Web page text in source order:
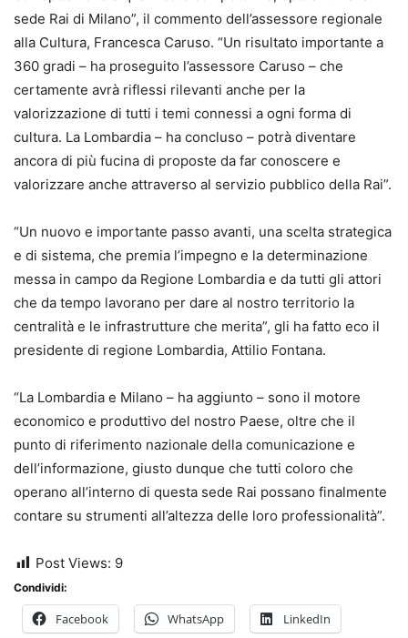
sede Rai di Milano”, il commento dell’assessore regionale
alla Cultura, Francesca Caruso. “Un risultato importante a
360 gradi – ha proseguito l’assessore Caruso – che
certamente avrà riflessi rilevanti anche per la
valorizzazione di tutti i temi connessi a ogni forma di
cultura. La Lombardia – ha concluso – potrà diventare
ancora di più fucina di proposte da far conoscere e
valorizzare anche attraverso al servizio pubblico della Rai”.
“Un nuovo e importante passo avanti, una scelta strategica
e di sistema, che premia l’impegno e la determinazione
messa in campo da Regione Lombardia e da tutti gli attori
che da tempo lavorano per dare al nostro territorio la
centralità e le infrastrutture che merita”, gli ha fatto eco il
presidente di regione Lombardia, Attilio Fontana.
“La Lombardia e Milano – ha aggiunto – sono il motore
economico e produttivo del nostro Paese, oltre che il
punto di riferimento nazionale della comunicazione e
dell’informazione, giusto dunque che tutti coloro che
operano all’interno di questa sede Rai possano finalmente
contare su strumenti all’altezza delle loro professionalità”.
Post Views: 9
Condividi:
Facebook WhatsApp LinkedIn